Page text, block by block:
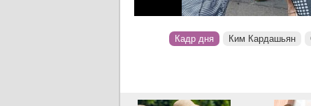
Кадр дня Ким Кардашьян